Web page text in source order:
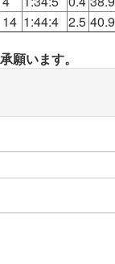
1:44:4 2.5 40.9
願います。